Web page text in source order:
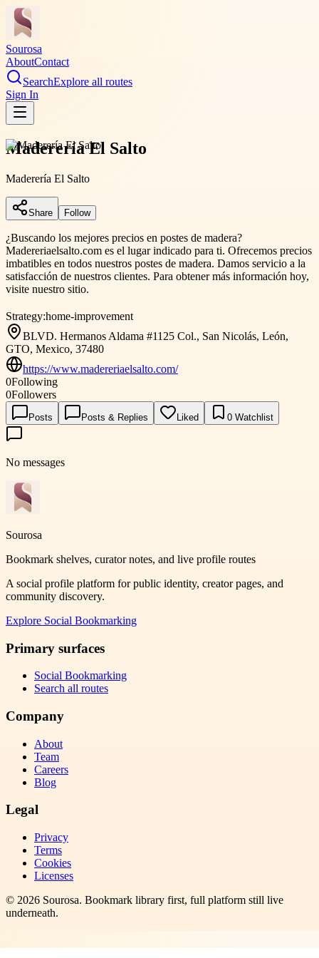
Sourosa
AboutContact
SearchExplore all routes
Sign In
Maderería El Salto
Maderería El Salto
Share Follow
¿Buscando los mejores precios en postes de madera?
Madereriaelsalto.com es el lugar indicado para ti. Ofrecemos precios
imbatibles en todos nuestros postes de madera. Damos servicio a la
satisfacción de nuestros clientes. Para obtener más información hoy,
visite nuestro sitio.
Strategy:home-improvement
BLVD. Hermanos Aldama #1125 Col., San Nicolás, León,
GTO, Mexico, 37480
https://www.madereriaelsalto.com/
0Following
0Followers
Posts Posts & Replies Liked 0 Watchlist
No messages
Sourosa
Bookmark shelves, curator notes, and live profile routes
A social profile platform for public identity, creator pages, and
community discovery.
Explore Social Bookmarking
Primary surfaces
Social Bookmarking
Search all routes
Company
About
Team
Careers
Blog
Legal
Privacy
Terms
Cookies
Licenses
© 2026 Sourosa. Bookmark library first, full platform still live
underneath.